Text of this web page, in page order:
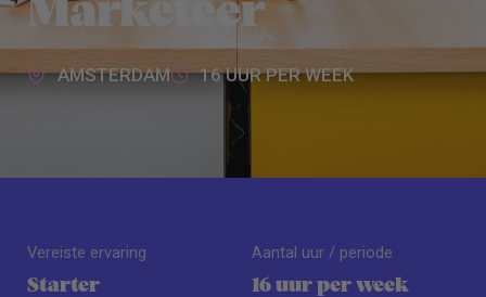
Marketeer
AMSTERDAM 16 UUR PER WEEK
Vereiste ervaring
Starter
Aantal uur / periode
16 uur per week